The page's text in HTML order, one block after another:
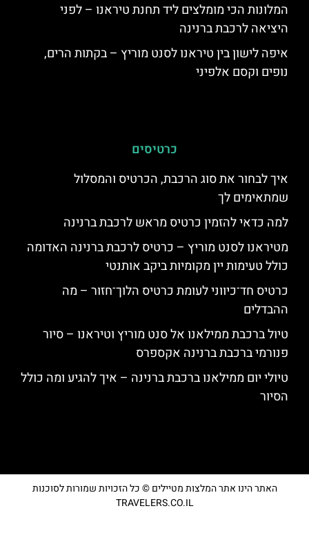
המלונות הכי מומלצים ליד תחנת טיראנו – לפני
היציאה לרכבת ברנינה
איפה לישון בין טיראנו לסנט מוריץ – בקתות הרים,
נופים וקסם אלפיני
כרטיסים
איך לבחור את סוג הרכבת, הכרטיס והמסלול
שמתאימים לך
למה כדאי להזמין כרטיס מראש לרכבת ברנינה
מטיראנו לסנט מוריץ – כרטיס לרכבת ברנינה האדומה
כולל טעימות יין מקומיות ביקב אותנטי
כרטיס חד־כיווני לעומת כרטיס הלוך־חזור – מה
ההבדלים
טיול ברכבת ממילאנו אל סנט מוריץ וטיראנו – סיור
פנורמי ברכבת ברנינה אקספרס
טיולי יום ממילאנו ברכבת ברנינה – איך להגיע ומה כולל
הסיור
האתר הינו אתר המלצות מטיילים © כל הזכויות שמורות לסוכנות
TRAVELERS.CO.IL